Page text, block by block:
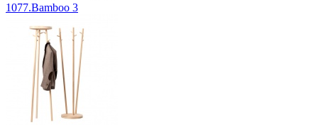
1077.Bamboo 3